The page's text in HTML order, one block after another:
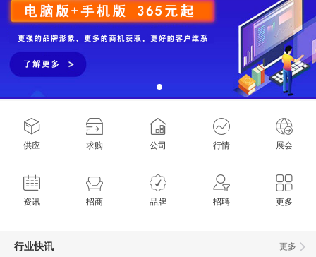
供应 求购 公司 行情 展会
资讯 招商 品牌 招聘 更多
更多
行业快讯